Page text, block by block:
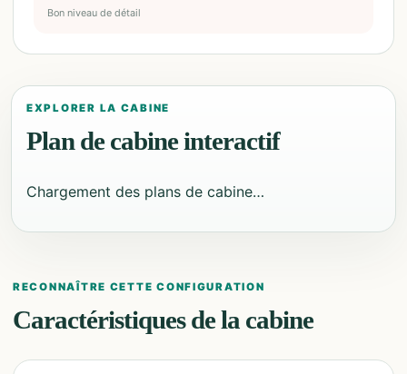
Bon niveau de détail
EXPLORER LA CABINE
Plan de cabine interactif
Chargement des plans de cabine…
RECONNAÎTRE CETTE CONFIGURATION
Caractéristiques de la cabine